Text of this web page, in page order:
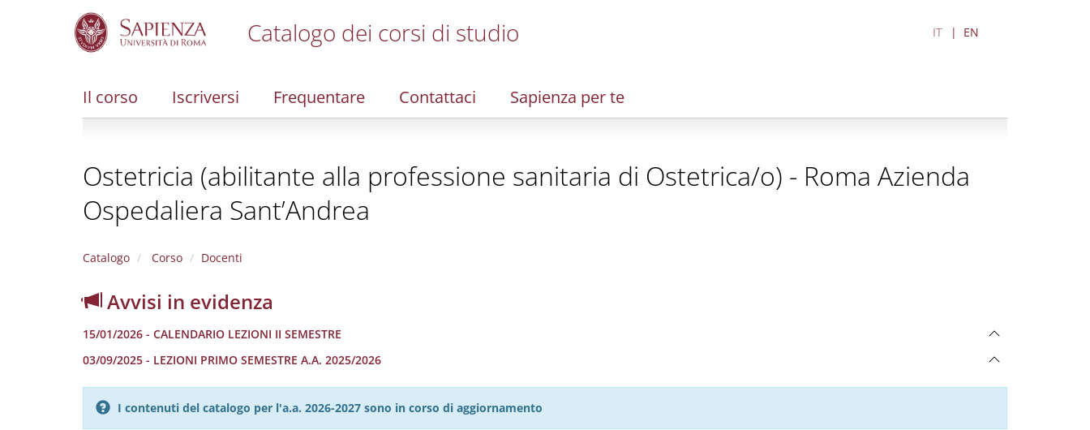
Catalogo dei corsi di studio IT EN
Il corso Iscriversi Frequentare Contattaci Sapienza per te
Ostetricia (abilitante alla professione sanitaria di Ostetrica/o) - Roma Azienda
Ospedaliera Sant’Andrea
Catalogo Corso Docenti
Avvisi in evidenza
15/01/2026 - CALENDARIO LEZIONI II SEMESTRE
03/09/2025 - LEZIONI PRIMO SEMESTRE A.A. 2025/2026
I contenuti del catalogo per l'a.a. 2026-2027 sono in corso di aggiornamento